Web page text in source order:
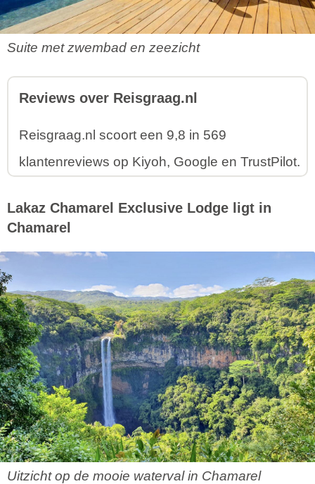
Suite met zwembad en zeezicht
Reviews over Reisgraag.nl
Reisgraag.nl scoort een 9,8 in 569
klantenreviews op Kiyoh, Google en TrustPilot.
Lakaz Chamarel Exclusive Lodge ligt in
Chamarel
Uitzicht op de mooie waterval in Chamarel